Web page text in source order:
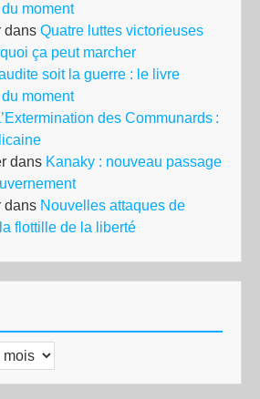
moment
dans Quatre luttes victorieuses
ça peut marcher
soit la guerre : le livre
moment
des Communards :
dans Kanaky : nouveau passage
dans Nouvelles attaques de
flottille de la liberté